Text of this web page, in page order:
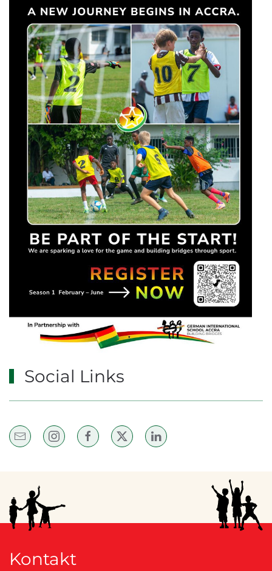
Social Links
Kontakt